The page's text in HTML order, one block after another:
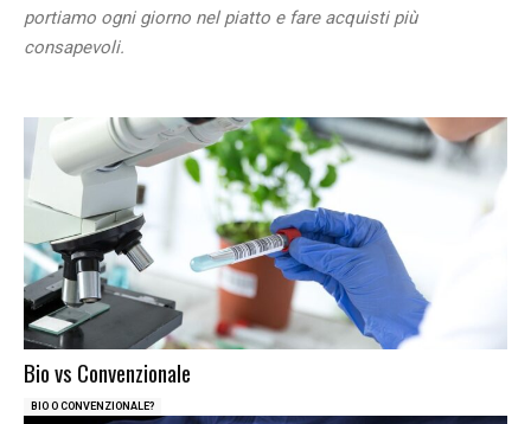
portiamo ogni giorno nel piatto e fare acquisti più
consapevoli.
Bio vs Convenzionale
BIO O CONVENZIONALE?